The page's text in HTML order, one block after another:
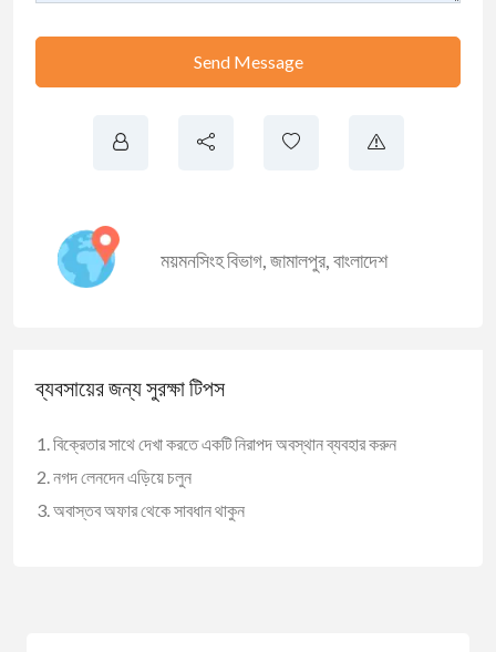
Send Message
ময়মনসিংহ বিভাগ,জামালপুর,বাংলাদেশ
ব্যবসায়ের জন্য সুরক্ষা টিপস
বিক্রেতার সাথে দেখা করতে একটি নিরাপদ অবস্থান ব্যবহার করুন
নগদ লেনদেন এড়িয়ে চলুন
অবাস্তব অফার থেকে সাবধান থাকুন